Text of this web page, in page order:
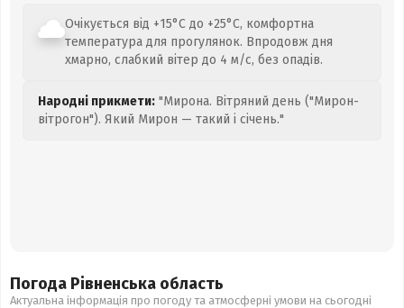
Очікується від +15°C до +25°C, комфортна
температура для прогулянок. Впродовж дня
хмарно, слабкий вітер до 4 м/с, без опадів.
Народні прикмети: "Мирона. Вітряний день ("Мирон-
вітрогон"). Який Мирон — такий і січень."
Погода Рівненська область
Актуальна інформація про погоду та атмосферні умови на сьогодні